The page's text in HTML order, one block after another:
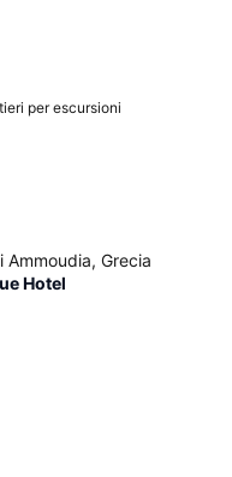
per escursioni
Grecia
Hotel